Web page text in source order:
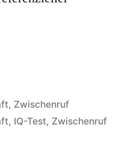
, Zwischenruf
, IQ-Test, Zwischenruf